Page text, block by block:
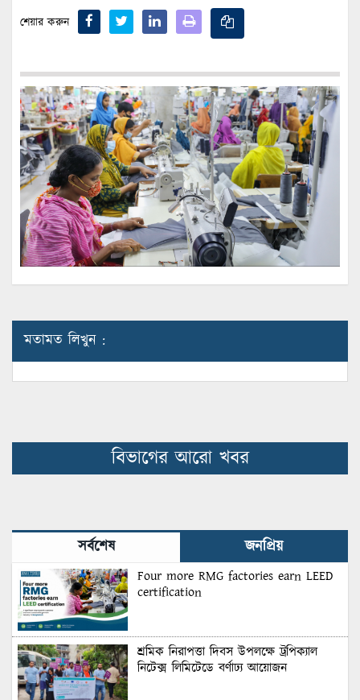
শেয়ার করুন
মতামত লিখুন :
বিভাগের আরো খবর
সর্বশেষ জনপ্রিয়
Four more RMG factories earn LEED
certification
শ্রমিক নিরাপত্তা দিবস উপলক্ষে ট্রপিক্যাল
নিটেক্স লিমিটেডে বর্ণাঢ্য আয়োজন